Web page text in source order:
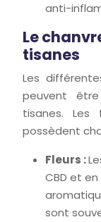
anti-
Le
tisanes
Les
peuvent
tisanes.
possèdent
Fleurs :
CBD et
sont